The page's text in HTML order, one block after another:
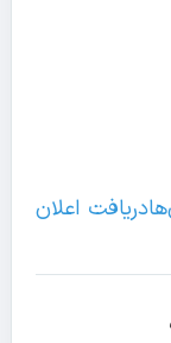
دریافت اعلان